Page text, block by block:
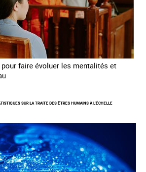
faire évoluer les mentalités et
SUR LA TRAITE DES ÊTRES HUMAINS À L’ÉCHELLE